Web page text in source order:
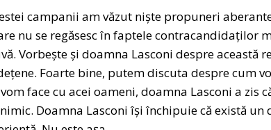
campanii am văzut niște propuneri
nu se regăsesc în faptele contracandidaților
Vorbește și doamna Lasconi despre această
Foarte bine, putem discuta despre cum
face cu acei oameni, doamna Lasconi a zis
Doamna Lasconi își închipuie că există